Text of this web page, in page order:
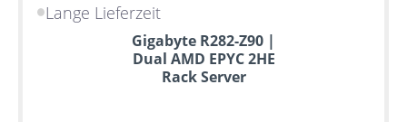
Lange Lieferzeit
Gigabyte R282-Z90 |
Dual AMD EPYC 2HE
Rack Server